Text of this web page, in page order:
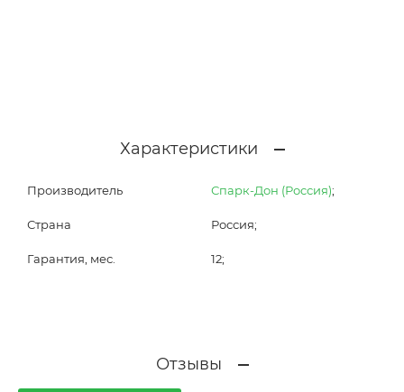
Характеристики
Производитель Спарк-Дон (Россия);
Страна Россия;
Гарантия, мес. 12;
Отзывы